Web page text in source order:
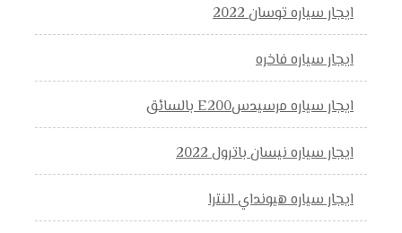
ايجار سياره توسان 2022
ايجار سياره فاخره
ايجار سياره مرسيدسE200 بالسائق
ايجار سياره نيسان باترول 2022
ايجار سياره هيونداي النترا